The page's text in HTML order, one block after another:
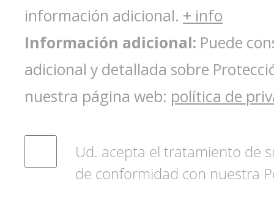
información adicional. + info
Información adicional: Puede
adicional y detallada sobre
nuestra página web: política de
Ud. acepta el tratamiento de
de conformidad con nuestra